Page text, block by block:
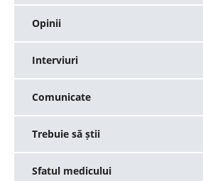
Opinii
Interviuri
Comunicate
Trebuie să știi
Sfatul medicului